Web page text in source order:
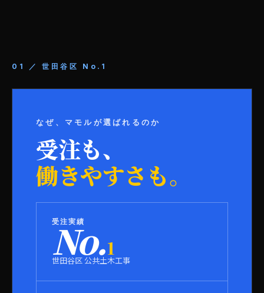
01 ／ 世田谷区 No.1
なぜ、マモルが選ばれるのか
受注も、
働きやすさも。
受注実績
No.1
世田谷区 公共土木工事